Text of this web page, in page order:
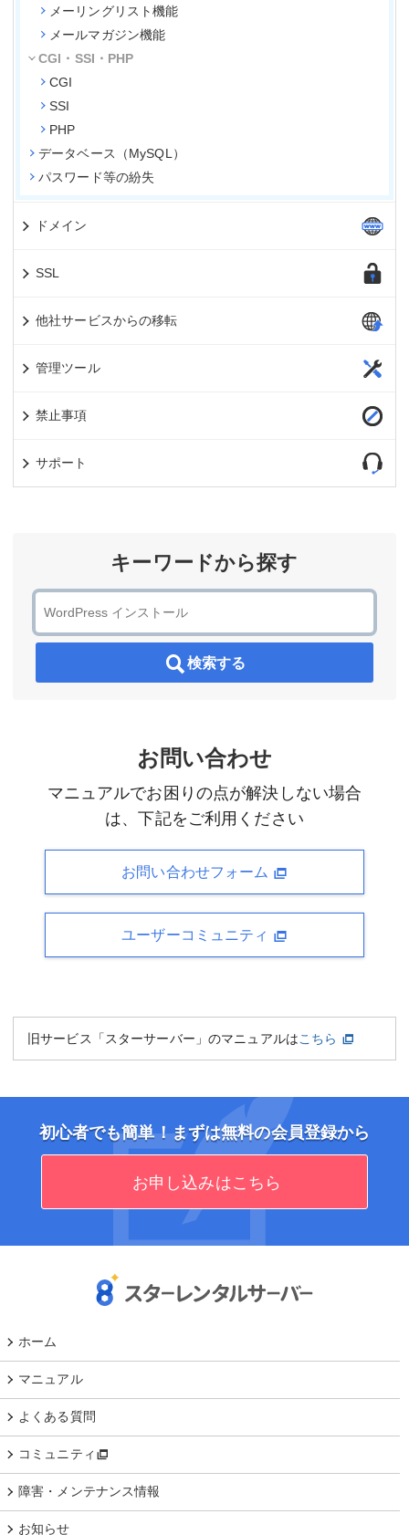
メーリングリスト機能
メールマガジン機能
CGI・SSI・PHP
CGI
SSI
PHP
データベース（MySQL）
パスワード等の紛失
ドメイン
SSL
他社サービスからの移転
管理ツール
禁止事項
サポート
キーワードから探す
検索する
お問い合わせ
マニュアルでお困りの点が解決しない場合
は、下記をご利用ください
お問い合わせフォーム
ユーザーコミュニティ
旧サービス「スターサーバー」のマニュアルはこちら
初心者でも簡単！まずは無料の会員登録から
お申し込みはこちら
ホーム
マニュアル
よくある質問
コミュニティ
障害・メンテナンス情報
お知らせ